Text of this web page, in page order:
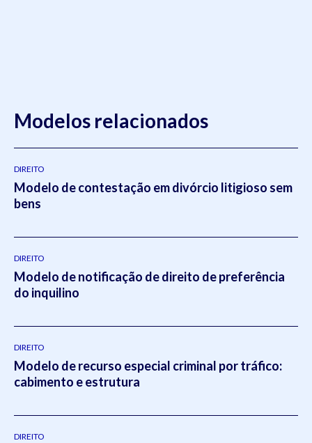
Modelos relacionados
DIREITO
Modelo de contestação em divórcio litigioso sem
bens
DIREITO
Modelo de notificação de direito de preferência
do inquilino
DIREITO
Modelo de recurso especial criminal por tráfico:
cabimento e estrutura
DIREITO